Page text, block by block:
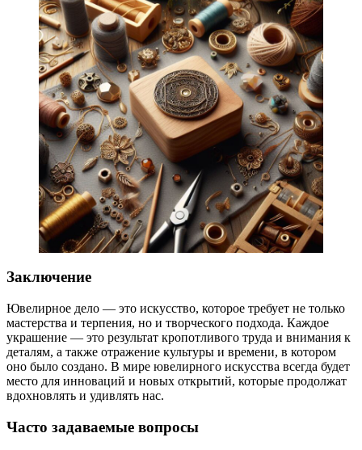
Заключение
Ювелирное дело — это искусство, которое требует не только
мастерства и терпения, но и творческого подхода. Каждое
украшение — это результат кропотливого труда и внимания к
деталям, а также отражение культуры и времени, в котором
оно было создано. В мире ювелирного искусства всегда будет
место для инноваций и новых открытий, которые продолжат
вдохновлять и удивлять нас.
Часто задаваемые вопросы